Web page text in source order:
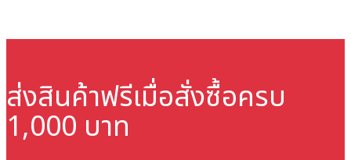
ส่งสินค้าฟรีเมื่อสั่งซื้อครบ
1,000 บาท